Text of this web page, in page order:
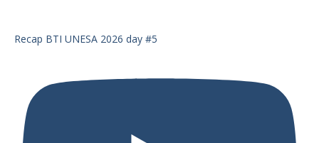
Recap BTI UNESA 2026 day #5